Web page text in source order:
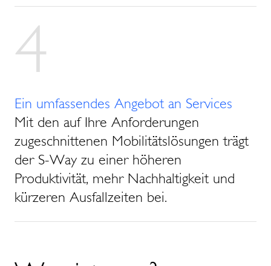
4
Ein umfassendes Angebot an Services
Mit den auf Ihre Anforderungen
zugeschnittenen Mobilitätslösungen trägt
der S-Way zu einer höheren
Produktivität, mehr Nachhaltigkeit und
kürzeren Ausfallzeiten bei.